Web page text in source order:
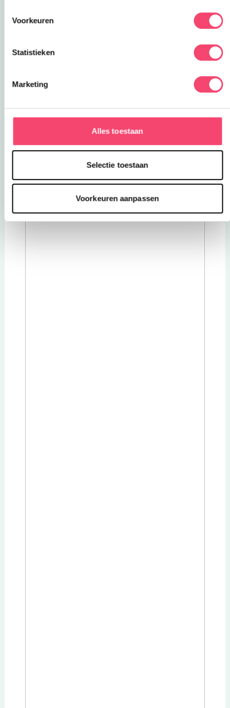
Voorkeuren
Statistieken
Marketing
Alles toestaan
Selectie toestaan
Voorkeuren aanpassen